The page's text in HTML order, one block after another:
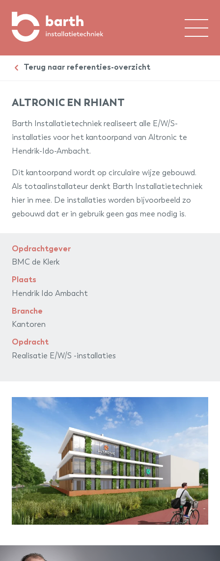
Home
Branches
Contact
Werken bij
installatiegroep
Terug naar referenties-overzicht
ALTRONIC EN RHIANT
Barth Installatietechniek realiseert alle E/W/S-
installaties voor het kantoorpand van Altronic te
Hendrik-Ido-Ambacht.
Dit kantoorpand wordt op circulaire wijze gebouwd.
Als totaalinstallateur denkt Barth Installatietechniek
hier in mee. De installaties worden bijvoorbeeld zo
gebouwd dat er in gebruik geen gas mee nodig is.
Opdrachtgever
BMC de Klerk
Plaats
Hendrik Ido Ambacht
Branche
Kantoren
Opdracht
Realisatie E/W/S -installaties